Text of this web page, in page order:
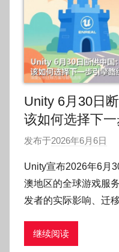
Unity 6月30日
该如何选择下
发布于2026年6月6日
:
O
k
Unity宣布2026年6月
澳地区的全球游戏服
发者的实际影响、迁
继续阅读